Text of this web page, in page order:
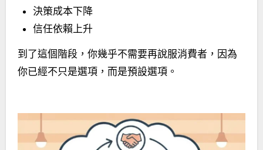
決策成本下降
信任依賴上升
到了這個階段，你幾乎不需要再說服消費者，因為
你已經不只是選項，而是預設選項。